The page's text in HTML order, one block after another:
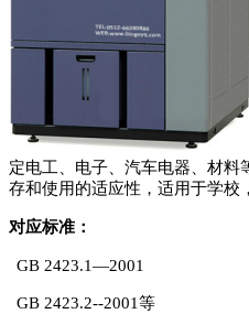
定电工、电子、汽车电器、材料
存和使用的适应性，适用于学校
对应标准：
GB 2423.1—2001
GB 2423.2--2001等